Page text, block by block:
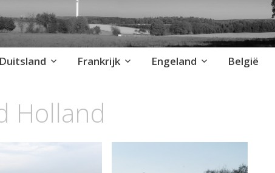
Duitsland Frankrijk Engeland België
Holland